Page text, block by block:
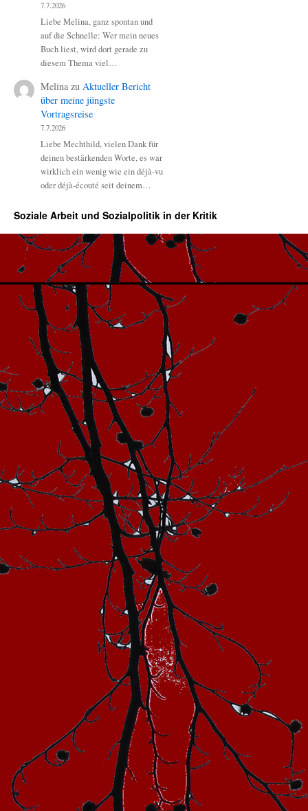
7.7.2026
Liebe Melina, ganz spontan und
auf die Schnelle: Wer mein neues
Buch liest, wird dort gerade zu
diesem Thema viel…
Melina zu Aktueller Bericht
über meine jüngste
Vortragsreise
7.7.2026
Liebe Mechthild, vielen Dank für
deinen bestärkenden Worte, es war
wirklich ein wenig wie ein déjà-vu
oder déjà-écouté seit deinem…
Soziale Arbeit und Sozialpolitik in der Kritik